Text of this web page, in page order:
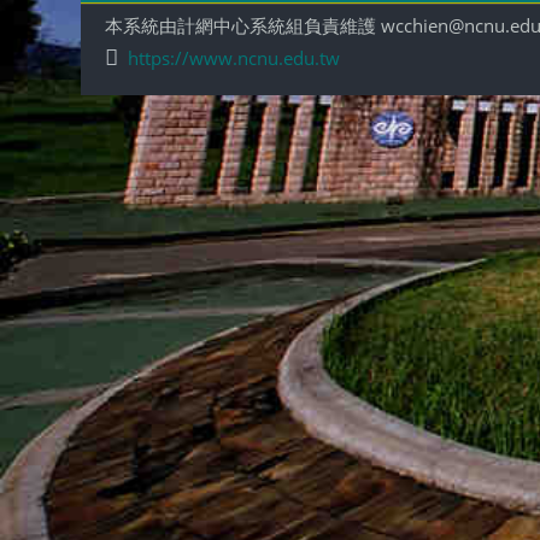
本系統由計網中心系統組負責維護
https://www.ncnu.edu.tw